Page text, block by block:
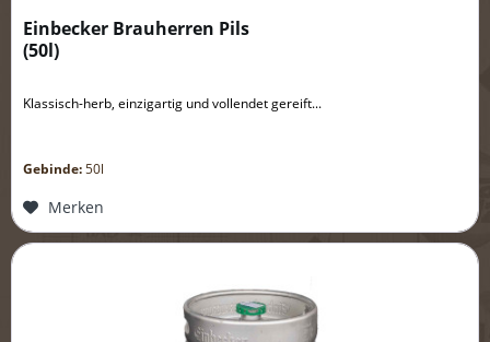
Einbecker Brauherren Pils
(50l)
Klassisch-herb, einzigartig und vollendet gereift...
Gebinde:50l
Merken